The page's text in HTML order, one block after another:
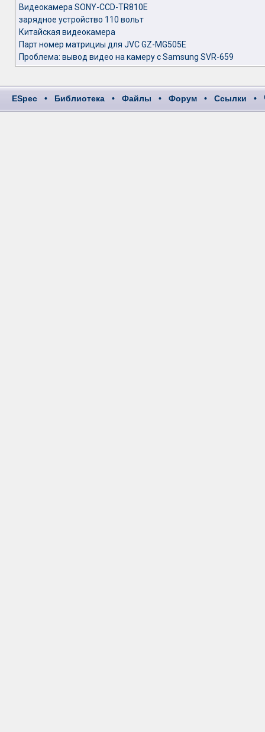
Видеокамера SONY-CCD-TR810E
зарядное устройство 110 вольт
Китайская видеокамера
Парт номер матрициы для JVC GZ-MG505E
Проблема: вывод видео на камеру с Samsung SVR-659
ESpec • Библиотека • Файлы • Форум • Ссылки •